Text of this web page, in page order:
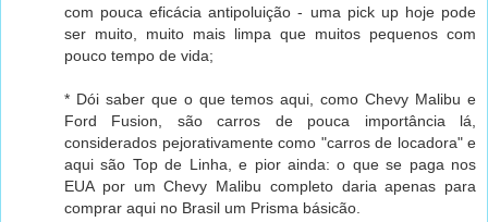
com pouca eficácia antipoluição - uma pick up hoje pode
ser muito, muito mais limpa que muitos pequenos com
pouco tempo de vida;
* Dói saber que o que temos aqui, como Chevy Malibu e
Ford Fusion, são carros de pouca importância lá,
considerados pejorativamente como "carros de locadora" e
aqui são Top de Linha, e pior ainda: o que se paga nos
EUA por um Chevy Malibu completo daria apenas para
comprar aqui no Brasil um Prisma básicão.